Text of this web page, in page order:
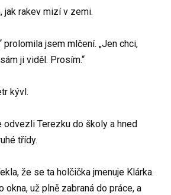
jak rakev mizí v zemi.
prolomila jsem mlčení. „Jen chci,
ji viděl. Prosím.“
kývl.
odvezli Terezku do školy a hned
třídy.
že se ta holčička jmenuje Klárka.
už plně zabraná do práce, a